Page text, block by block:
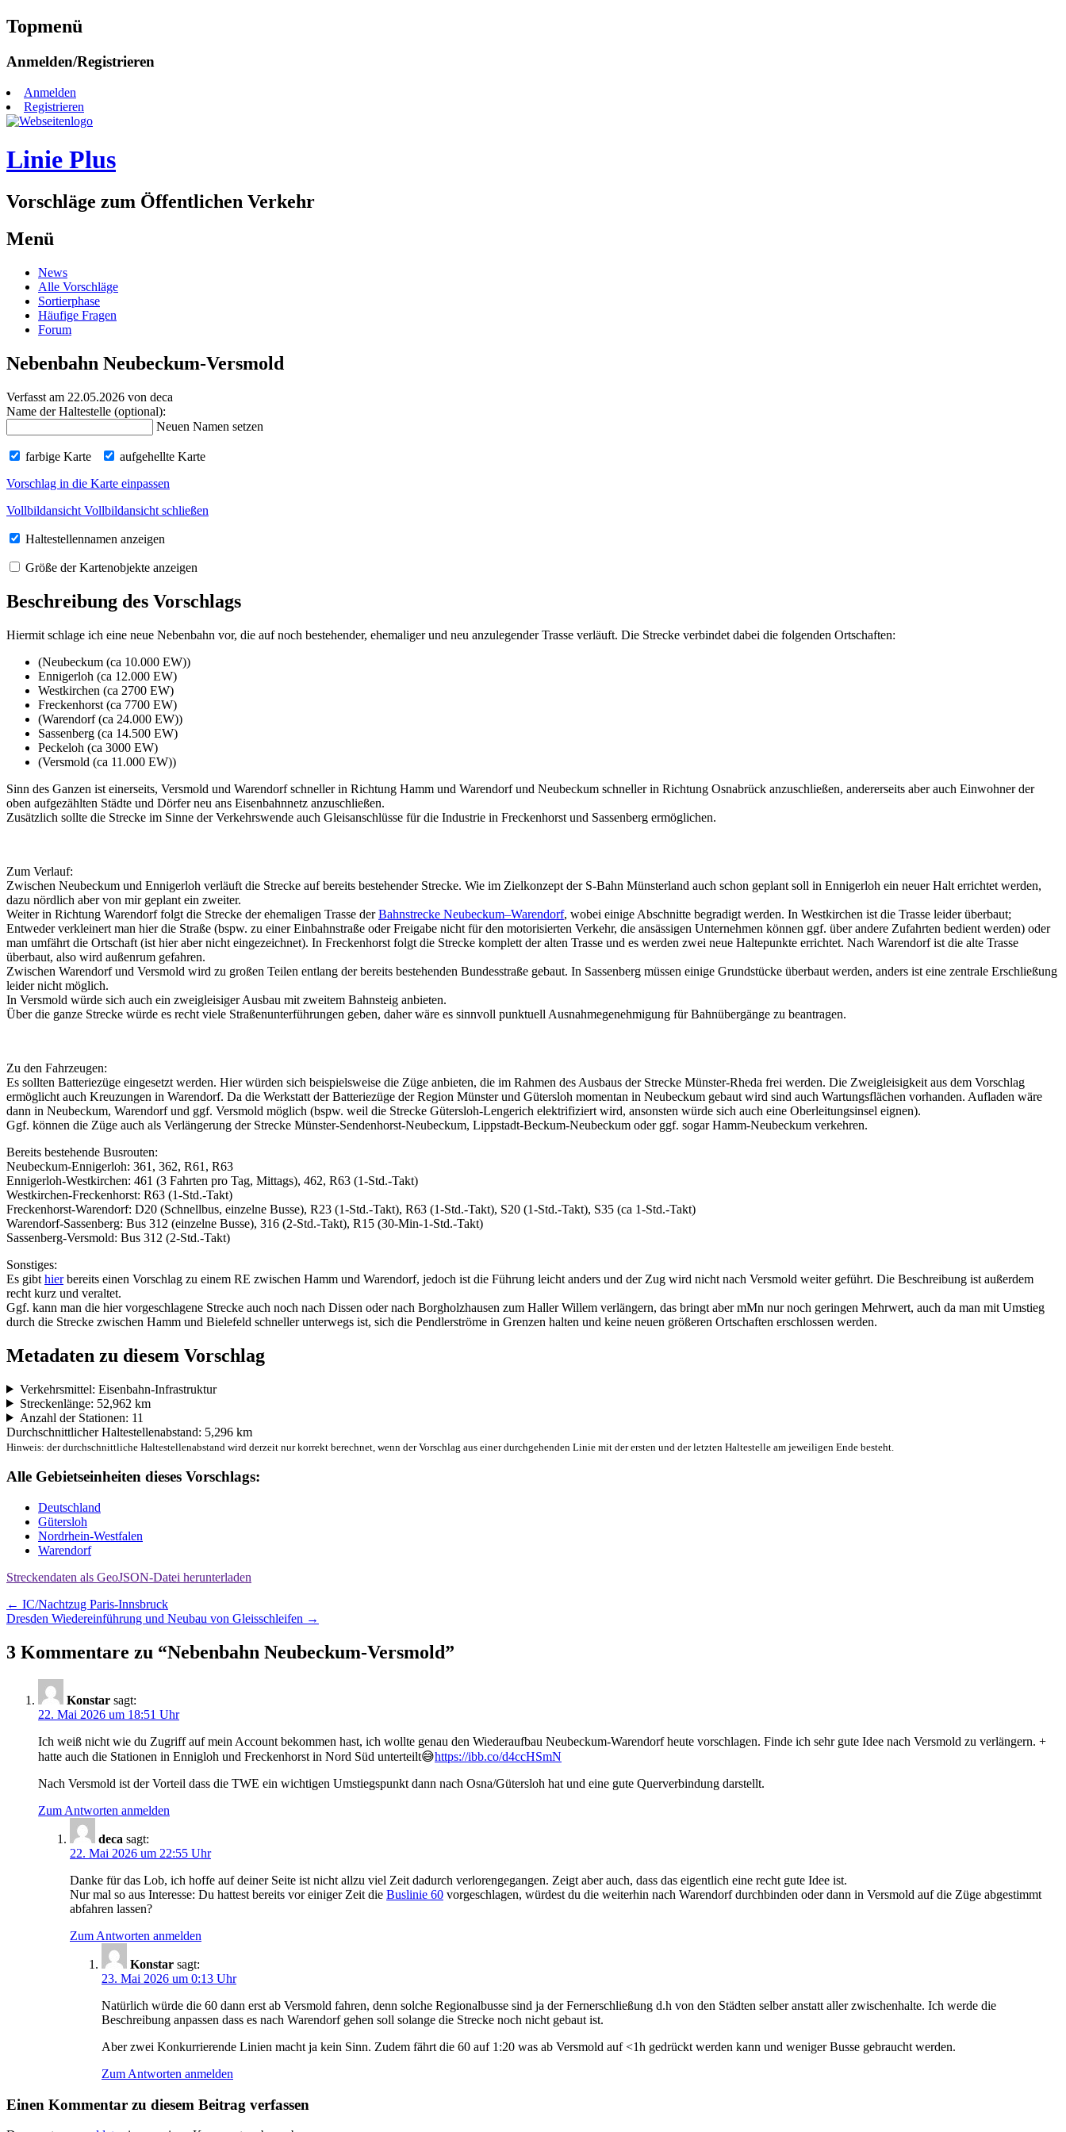
Topmenü
Zum
springen
Anmelden/Registrieren
Anmelden
Registrieren
Linie Plus
Vorschläge zum Öffentlichen Verkehr
Menü
Zum
Inhalt
springen
News
Alle Vorschläge
Sortierphase
Häufige Fragen
Forum
Nebenbahn Neubeckum-Versmold
Verfasst am 22.05.2026 von deca
Name der Haltestelle (optional):
Neuen Namen setzen
farbige Karte
aufgehellte Karte
Vorschlag in die Karte einpassen
Vollbildansicht Vollbildansicht schließen
Haltestellennamen anzeigen
Größe der Kartenobjekte anzeigen
Beschreibung des Vorschlags
Hiermit schlage ich eine neue Nebenbahn vor, die auf noch bestehender, ehemaliger und neu anzulegender Trasse verläuft. Die Strecke verbindet dabei die folgenden Ortschaften:
(Neubeckum (ca 10.000 EW))
Ennigerloh (ca 12.000 EW)
Westkirchen (ca 2700 EW)
Freckenhorst (ca 7700 EW)
(Warendorf (ca 24.000 EW))
Sassenberg (ca 14.500 EW)
Peckeloh (ca 3000 EW)
(Versmold (ca 11.000 EW))
Sinn des Ganzen ist einerseits, Versmold und Warendorf schneller in Richtung Hamm und Warendorf und Neubeckum schneller in Richtung Osnabrück anzuschließen, andererseits aber auch Einwohner der
oben aufgezählten Städte und Dörfer neu ans Eisenbahnnetz anzuschließen.
Zusätzlich sollte die Strecke im Sinne der Verkehrswende auch Gleisanschlüsse für die Industrie in Freckenhorst und Sassenberg ermöglichen.
Zum Verlauf:
Zwischen Neubeckum und Ennigerloh verläuft die Strecke auf bereits bestehender Strecke. Wie im Zielkonzept der S-Bahn Münsterland auch schon geplant soll in Ennigerloh ein neuer Halt errichtet werden,
dazu nördlich aber von mir geplant ein zweiter.
Weiter in Richtung Warendorf folgt die Strecke der ehemaligen Trasse derBahnstrecke Neubeckum–Warendorf, wobei einige Abschnitte begradigt werden. In Westkirchen ist die Trasse leider überbaut;
Entweder verkleinert man hier die Straße (bspw. zu einer Einbahnstraße oder Freigabe nicht für den motorisierten Verkehr, die ansässigen Unternehmen können ggf. über andere Zufahrten bedient werden) oder
man umfährt die Ortschaft (ist hier aber nicht eingezeichnet). In Freckenhorst folgt die Strecke komplett der alten Trasse und es werden zwei neue Haltepunkte errichtet. Nach Warendorf ist die alte Trasse
überbaut, also wird außenrum gefahren.
Zwischen Warendorf und Versmold wird zu großen Teilen entlang der bereits bestehenden Bundesstraße gebaut. In Sassenberg müssen einige Grundstücke überbaut werden, anders ist eine zentrale Erschließung
leider nicht möglich.
In Versmold würde sich auch ein zweigleisiger Ausbau mit zweitem Bahnsteig anbieten.
Über die ganze Strecke würde es recht viele Straßenunterführungen geben, daher wäre es sinnvoll punktuell Ausnahmegenehmigung für Bahnübergänge zu beantragen.
Zu den Fahrzeugen:
Es sollten Batteriezüge eingesetzt werden. Hier würden sich beispielsweise die Züge anbieten, die im Rahmen des Ausbaus der Strecke Münster-Rheda frei werden. Die Zweigleisigkeit aus dem Vorschlag
ermöglicht auch Kreuzungen in Warendorf. Da die Werkstatt der Batteriezüge der Region Münster und Gütersloh momentan in Neubeckum gebaut wird sind auch Wartungsflächen vorhanden. Aufladen wäre
dann in Neubeckum, Warendorf und ggf. Versmold möglich (bspw. weil die Strecke Gütersloh-Lengerich elektrifiziert wird, ansonsten würde sich auch eine Oberleitungsinsel eignen).
Ggf. können die Züge auch als Verlängerung der Strecke Münster-Sendenhorst-Neubeckum, Lippstadt-Beckum-Neubeckum oder ggf. sogar Hamm-Neubeckum verkehren.
Bereits bestehende Busrouten:
Neubeckum-Ennigerloh: 361, 362, R61, R63
Ennigerloh-Westkirchen: 461 (3 Fahrten pro Tag, Mittags), 462, R63 (1-Std.-Takt)
Westkirchen-Freckenhorst: R63 (1-Std.-Takt)
Freckenhorst-Warendorf: D20 (Schnellbus, einzelne Busse), R23 (1-Std.-Takt), R63 (1-Std.-Takt), S20 (1-Std.-Takt), S35 (ca 1-Std.-Takt)
Warendorf-Sassenberg: Bus 312 (einzelne Busse), 316 (2-Std.-Takt), R15 (30-Min-1-Std.-Takt)
Sassenberg-Versmold: Bus 312 (2-Std.-Takt)
Sonstiges:
Es gibt hierbereits einen Vorschlag zu einem RE zwischen Hamm und Warendorf, jedoch ist die Führung leicht anders und der Zug wird nicht nach Versmold weiter geführt. Die Beschreibung ist außerdem
recht kurz und veraltet.
Ggf. kann man die hier vorgeschlagene Strecke auch noch nach Dissen oder nach Borgholzhausen zum Haller Willem verlängern, das bringt aber mMn nur noch geringen Mehrwert, auch da man mit Umstieg
durch die Strecke zwischen Hamm und Bielefeld schneller unterwegs ist, sich die Pendlerströme in Grenzen halten und keine neuen größeren Ortschaften erschlossen werden.
Metadaten zu diesem Vorschlag
Verkehrsmittel: Eisenbahn-Infrastruktur
Streckenlänge: 52,962 km
Anzahl der Stationen: 11
Durchschnittlicher Haltestellenabstand: 5,296 km
Hinweis: der durchschnittliche Haltestellenabstand wird derzeit nur korrekt berechnet, wenn der Vorschlag aus einer durchgehenden Linie mit der ersten und der letzten Haltestelle am jeweiligen Ende besteht.
Alle Gebietseinheiten dieses Vorschlags:
Deutschland
Gütersloh
Nordrhein-Westfalen
Warendorf
Streckendaten als GeoJSON-Datei herunterladen
Beitragsnavigation
← IC/Nachtzug Paris-Innsbruck
Dresden Wiedereinführung und Neubau von Gleisschleifen →
3 Kommentare zu “Nebenbahn Neubeckum-Versmold”
Konstar sagt:
22. Mai 2026 um 18:51 Uhr
Ich weiß nicht wie du Zugriff auf mein Account bekommen hast, ich wollte genau den Wiederaufbau Neubeckum-Warendorf heute vorschlagen. Finde ich sehr gute Idee nach Versmold zu verlängern. +
hatte auch die Stationen in Ennigloh und Freckenhorst in Nord Süd unterteilt😅https://ibb.co/d4ccHSmN
Nach Versmold ist der Vorteil dass die TWE ein wichtigen Umstiegspunkt dann nach Osna/Gütersloh hat und eine gute Querverbindung darstellt.
Zum Antworten anmelden
deca sagt:
22. Mai 2026 um 22:55 Uhr
Danke für das Lob, ich hoffe auf deiner Seite ist nicht allzu viel Zeit dadurch verlorengegangen. Zeigt aber auch, dass das eigentlich eine recht gute Idee ist.
Nur mal so aus Interesse: Du hattest bereits vor einiger Zeit die Buslinie 60 vorgeschlagen, würdest du die weiterhin nach Warendorf durchbinden oder dann in Versmold auf die Züge abgestimmt
abfahren lassen?
Zum Antworten anmelden
Konstar sagt:
23. Mai 2026 um 0:13 Uhr
Natürlich würde die 60 dann erst ab Versmold fahren, denn solche Regionalbusse sind ja der Fernerschließung d.h von den Städten selber anstatt aller zwischenhalte. Ich werde die
Beschreibung anpassen dass es nach Warendorf gehen soll solange die Strecke noch nicht gebaut ist.
Aber zwei Konkurrierende Linien macht ja kein Sinn. Zudem fährt die 60 auf 1:20 was ab Versmold auf <1h gedrückt werden kann und weniger Busse gebraucht werden.
Zum Antworten anmelden
Einen Kommentar zu diesem Beitrag verfassen